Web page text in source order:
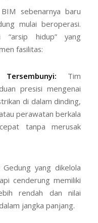
sebenarnya baru
mulai beroperasi.
hidup” yang
fasilitas:
Tim
presisi mengenai
di dalam dinding,
perawatan berkala
tanpa merusak
Gedung yang dikelola
cenderung memiliki
rendah dan nilai
jangka panjang.